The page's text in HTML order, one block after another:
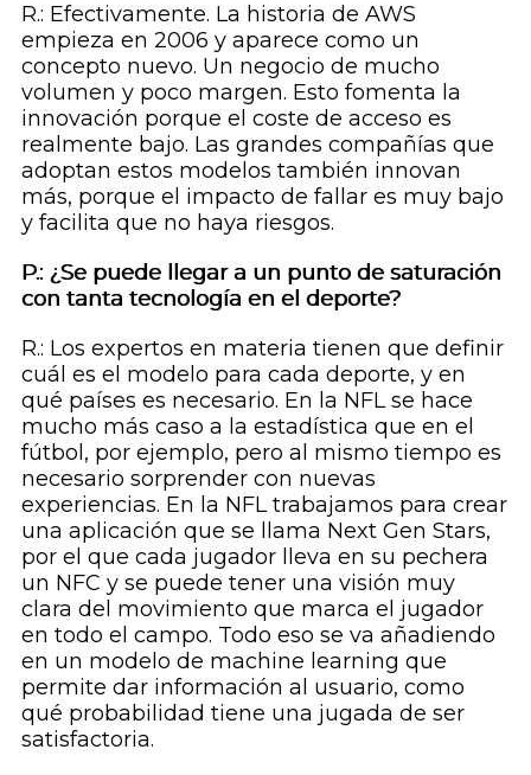
R.: Efectivamente. La historia de AWS
empieza en 2006 y aparece como un
concepto nuevo. Un negocio de mucho
volumen y poco margen. Esto fomenta la
innovación porque el coste de acceso es
realmente bajo. Las grandes compañías que
adoptan estos modelos también innovan
más, porque el impacto de fallar es muy bajo
y facilita que no haya riesgos.
P.: ¿Se puede llegar a un punto de saturación
con tanta tecnología en el deporte?
R.: Los expertos en materia tienen que definir
cuál es el modelo para cada deporte, y en
qué países es necesario. En la NFL se hace
mucho más caso a la estadística que en el
fútbol, por ejemplo, pero al mismo tiempo es
necesario sorprender con nuevas
experiencias. En la NFL trabajamos para crear
una aplicación que se llama Next Gen Stars,
por el que cada jugador lleva en su pechera
un NFC y se puede tener una visión muy
clara del movimiento que marca el jugador
en todo el campo. Todo eso se va añadiendo
en un modelo de machine learning que
permite dar información al usuario, como
qué probabilidad tiene una jugada de ser
satisfactoria.